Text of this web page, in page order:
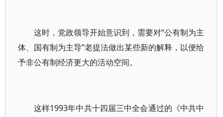
这时，党政领导开始意识到，需要对“公有制为主
体、国有制为主导”老提法做出某些新的解释，以便给
予非公有制经济更大的活动空间。
这样1993年中共十四届三中全会通过的《中共中